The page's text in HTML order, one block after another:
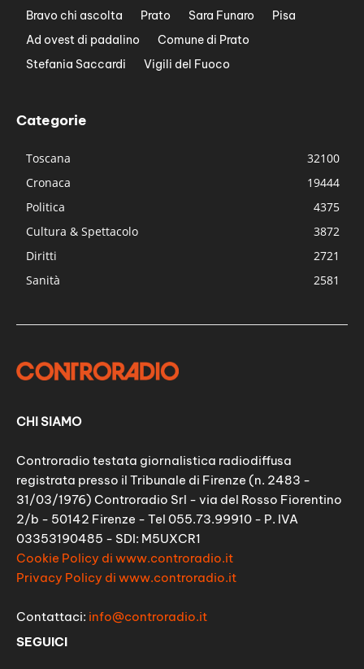
Bravo chi ascolta
Prato Sara Funaro
Pisa
Ad ovest di padalino
Comune di Prato
Stefania Saccardi
Vigili del Fuoco
Categorie
Toscana
32100
Cronaca
19444
Politica
4375
Cultura & Spettacolo
3872
Diritti
2721
Sanità
2581
CHI SIAMO
Controradio testata giornalistica radiodiffusa
registrata presso il Tribunale di Firenze (n. 2483 -
31/03/1976) Controradio Srl - via del Rosso Fiorentino
2/b - 50142 Firenze - Tel 055.73.99910 - P. IVA
03353190485 - SDI: M5UXCR1
Cookie Policy di www.controradio.it
Privacy Policy di www.controradio.it
Contattaci: info@controradio.it
SEGUICI